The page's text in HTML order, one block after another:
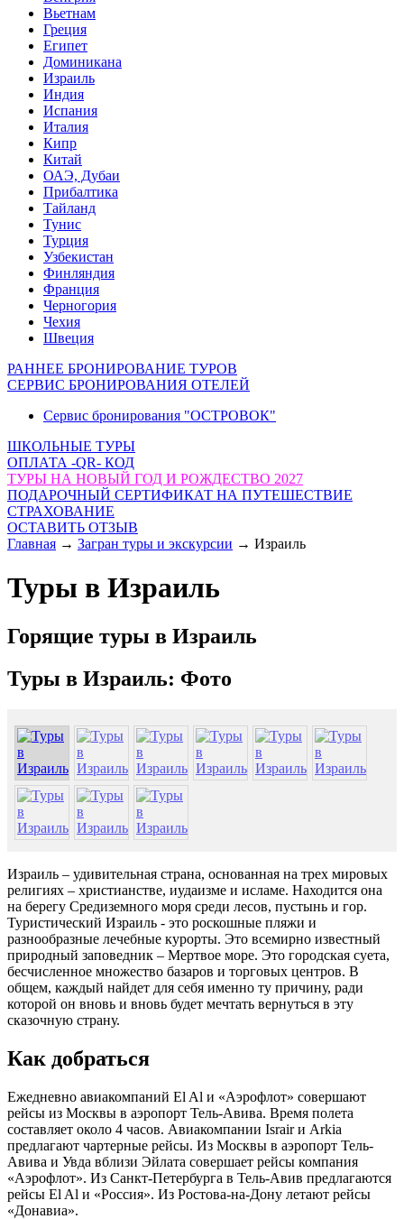
Вьетнам
Греция
Египет
Доминикана
Израиль
Индия
Испания
Италия
Кипр
Китай
ОАЭ, Дубаи
Прибалтика
Тайланд
Тунис
Турция
Узбекистан
Финляндия
Франция
Черногория
Чехия
Швеция
РАННЕЕ БРОНИРОВАНИЕ ТУРОВ
СЕРВИС БРОНИРОВАНИЯ ОТЕЛЕЙ
Сервис бронирования "ОСТРОВОК"
ШКОЛЬНЫЕ ТУРЫ
ОПЛАТА -QR- КОД
ТУРЫ НА НОВЫЙ ГОД И РОЖДЕСТВО 2027
ПОДАРОЧНЫЙ СЕРТИФИКАТ НА ПУТЕШЕСТВИЕ
СТРАХОВАНИЕ
ОСТАВИТЬ ОТЗЫВ
Главная → Загран туры и экскурсии → Израиль
Туры в Израиль
Горящие туры в Израиль
Туры в Израиль: Фото
Израиль – удивительная страна, основанная на трех мировых
религиях – христианстве, иудаизме и исламе. Находится она
на берегу Средиземного моря среди лесов, пустынь и гор.
Туристический Израиль - это роскошные пляжи и
разнообразные лечебные курорты. Это всемирно известный
природный заповедник – Мертвое море. Это городская суета,
бесчисленное множество базаров и торговых центров. В
общем, каждый найдет для себя именно ту причину, ради
которой он вновь и вновь будет мечтать вернуться в эту
сказочную страну.
Как добраться
Ежедневно авиакомпаний El Al и «Аэрофлот» совершают
рейсы из Москвы в аэропорт Тель-Авива. Время полета
составляет около 4 часов. Авиакомпании Israir и Arkia
предлагают чартерные рейсы. Из Москвы в аэропорт Тель-
Авива и Увда вблизи Эйлата совершает рейсы компания
«Аэрофлот». Из Санкт-Петербурга в Тель-Авив предлагаются
рейсы El Al и «Россия». Из Ростова-на-Дону летают рейсы
«Донавиа».